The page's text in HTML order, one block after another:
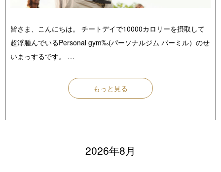
皆さま、こんにちは。 チートデイで10000カロリーを摂取して
超浮腫んでいるPersonal gym‰(パーソナルジム パーミル）のせ
いまっするです。 …
もっと見る
2026年8月